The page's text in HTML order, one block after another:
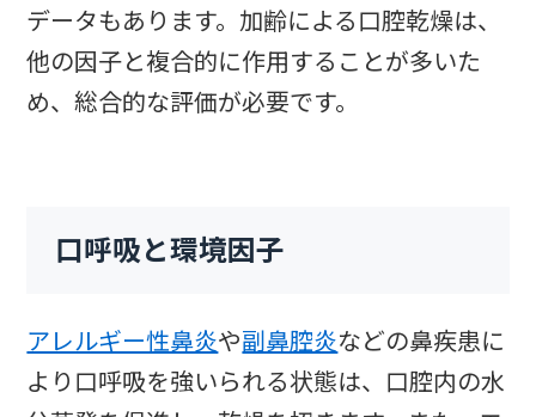
データもあります。加齢による口腔乾燥は、
他の因子と複合的に作用することが多いた
め、総合的な評価が必要です。
口呼吸と環境因子
アレルギー性鼻炎や副鼻腔炎などの鼻疾患に
より口呼吸を強いられる状態は、口腔内の水